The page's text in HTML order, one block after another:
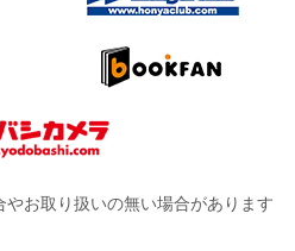
お取り扱いの無い場合があります